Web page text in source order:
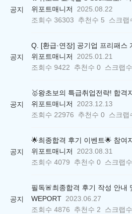
공지
위포트매니저
2025.08.22
조회수 36303 추천수 5 스크랩
공지
위포트매니저
2025.01.21
조회수 9422 추천수 0 스크랩수
공지
위포트매니저
2023.12.13
조회수 22976 추천수 0 스크랩
공지
위포트매니저
2023.08.31
조회수 4079 추천수 0 스크랩수
공지
WEPORT 2023.06.27
조회수 4876 추천수 2 스크랩수